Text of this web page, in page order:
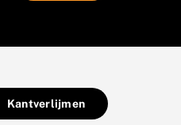
Kantverlijmen